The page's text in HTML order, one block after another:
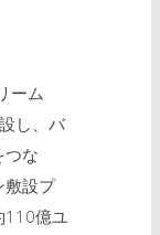
ーム
し、バ
つな
敷設プ
110億ユ